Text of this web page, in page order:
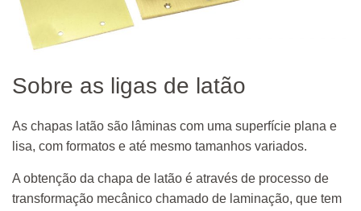
Sobre as ligas de latão
As chapas latão são lâminas com uma superfície plana e
lisa, com formatos e até mesmo tamanhos variados.
A obtenção da chapa de latão é através de processo de
transformação mecânico chamado de laminação, que tem